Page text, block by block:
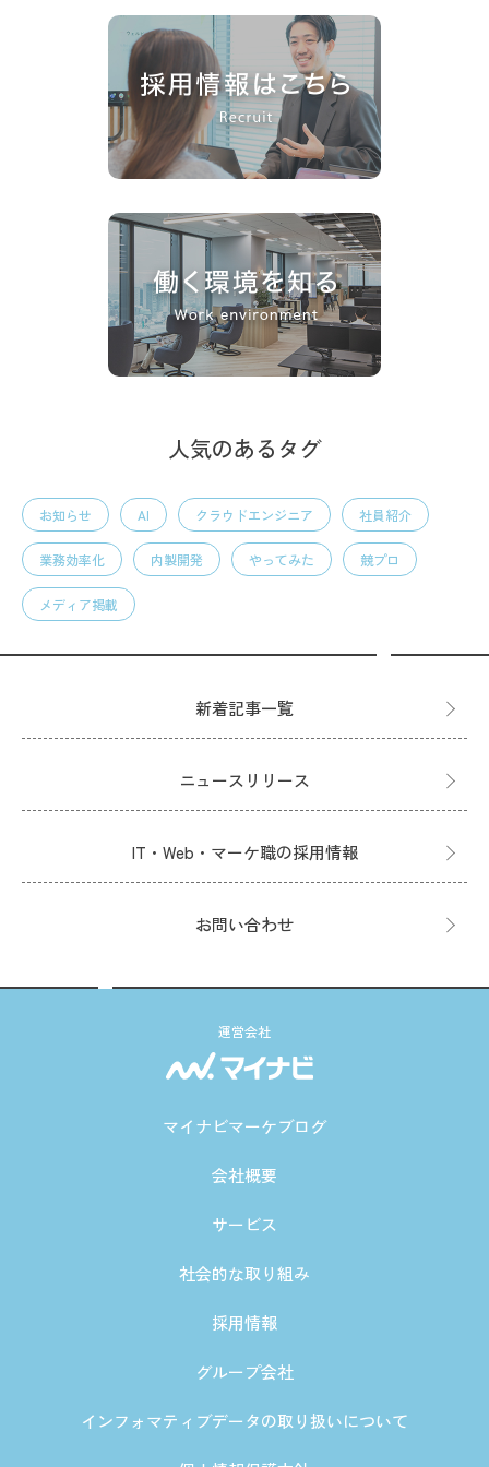
人気のあるタグ
お知らせ AI クラウドエンジニア 社員紹介
業務効率化 内製開発 やってみた 競プロ
メディア掲載
新着記事一覧
ニュースリリース
IT・Web・マーケ職の採用情報
お問い合わせ
運営会社
マイナビマーケブログ
会社概要
サービス
社会的な取り組み
採用情報
グループ会社
インフォマティブデータの取り扱いについて